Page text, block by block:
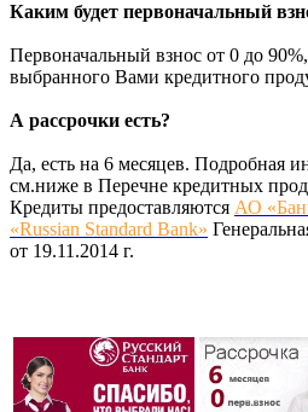
Каким будет первоначальный
Первоначальный взнос от 0 до
выбранного Вами кредитного
А рассрочки есть?
Да, есть на 6 месяцев. Подробная
см.ниже в Перечне кредитных
Кредиты предоставляются АО
«Russian Standard Bank»
от 19.11.2014 г.